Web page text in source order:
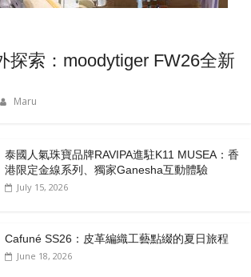
探索：moodytiger FW26全新
Maru
泰國人氣珠寶品牌RAVIPA進駐K11 MUSEA：香
港限定金線系列、獨家Ganesha互動體驗
July 15, 2026
Cafuné SS26：皮革編織工藝點綴的夏日旅程
June 18, 2026